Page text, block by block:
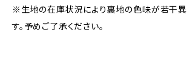
※生地の在庫状況により裏地の色味が若干
す。予めご了承ください。